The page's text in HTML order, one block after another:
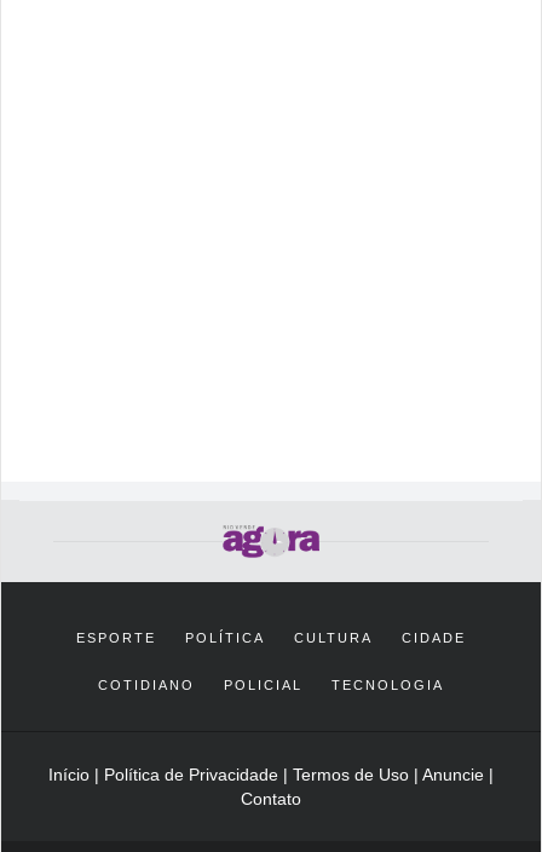
ESPORTE POLÍTICA CULTURA CIDADE
COTIDIANO POLICIAL TECNOLOGIA
Início | Política de Privacidade | Termos de Uso | Anuncie |
Contato